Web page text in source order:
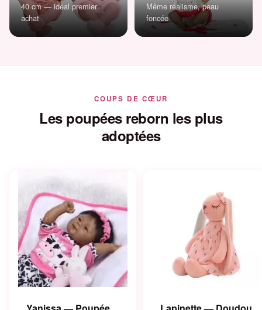
40 cm — idéal premier
achat
Même réalisme, peau
foncée
COUPS DE CŒUR
Les poupées reborn les plus
adoptées